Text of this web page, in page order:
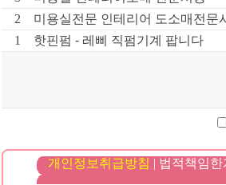
2
미용실전문 인테리어 도소매전문
1
핫핀펌 - 레삐 직펌기계 팝니다
개인정보취급방침 | 법적책임한